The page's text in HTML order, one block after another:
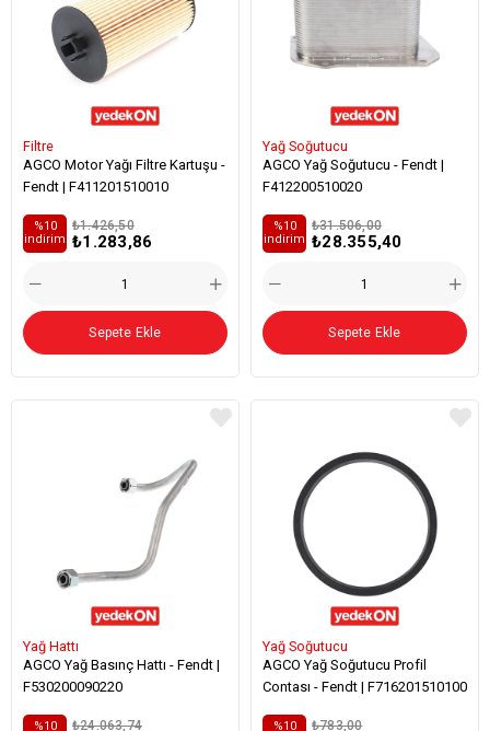
Filtre
AGCO Motor Yağı Filtre Kartuşu -
Fendt | F411201510010
₺1.283,86
₺1.426,50
%10
i̇ndirim
Sepete Ekle
Yağ Soğutucu
AGCO Yağ Soğutucu - Fendt |
F412200510020
₺28.355,40
₺31.506,00
%10
i̇ndirim
Sepete Ekle
Yağ Hattı
AGCO Yağ Basınç Hattı - Fendt |
F530200090220
₺24.063,74
%10
Yağ Soğutucu
AGCO Yağ Soğutucu Profil
Contası - Fendt | F716201510100
₺783,00
%10